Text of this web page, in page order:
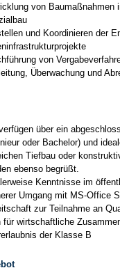
von Baumaßnahmen
und Koordinieren der
von
Überwachung und
über ein
oder Bachelor) und
Tiefbau oder
ebenso begrüßt.
Kenntnisse im
Umgang mit MS-Office
zur Teilnahme an
für wirtschaftliche
der Klasse B